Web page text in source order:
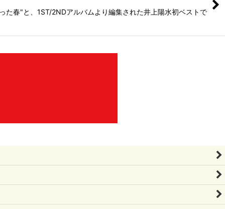
た春"と、1ST/2NDアルバムより編集された井上陽水初ベストで